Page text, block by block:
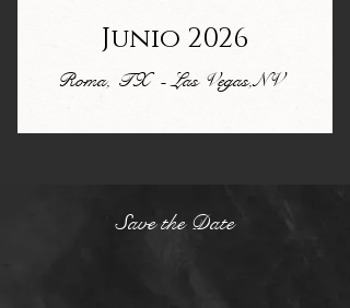
Junio 2026
Roma, TX - Las Vegas,NV
Save the Date